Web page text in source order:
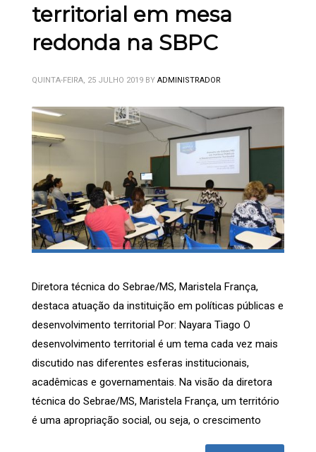
territorial em mesa
redonda na SBPC
QUINTA-FEIRA, 25 JULHO 2019 BY ADMINISTRADOR
Diretora técnica do Sebrae/MS, Maristela França,
destaca atuação da instituição em políticas públicas e
desenvolvimento territorial Por: Nayara Tiago O
desenvolvimento territorial é um tema cada vez mais
discutido nas diferentes esferas institucionais,
acadêmicas e governamentais. Na visão da diretora
técnica do Sebrae/MS, Maristela França, um território
é uma apropriação social, ou seja, o crescimento